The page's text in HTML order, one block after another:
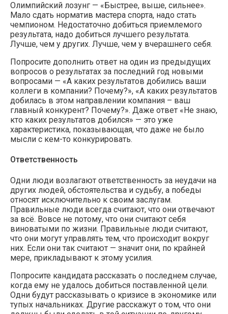
Олимпийский лозунг — «Быстрее, выше, сильнее».
Мало сдать норматив мастера спорта, надо стать
чемпионом. Недостаточно добиться приемлемого
результата, надо добиться лучшего результата.
Лучше, чем у других. Лучше, чем у вчерашнего себя.
Попросите дополнить ответ на один из предыдущих
вопросов о результатах за последний год новыми
вопросами — «А каких результатов добились ваши
коллеги в компании? Почему?», «А каких результатов
добилась в этом направлении компания – ваш
главный конкурент? Почему?». Даже ответ «Не знаю,
кто каких результатов добился» — это уже
характеристика, показывающая, что даже не было
мысли с кем-то конкурировать.
Ответственность
Одни люди возлагают ответственность за неудачи на
других людей, обстоятельства и судьбу, а победы
относят исключительно к своим заслугам.
Правильные люди всегда считают, что они отвечают
за всё. Вовсе не потому, что они считают себя
виноватыми по жизни. Правильные люди считают,
что они могут управлять тем, что происходит вокруг
них. Если они так считают — значит они, по крайней
мере, прикладывают к этому усилия.
Попросите кандидата рассказать о последнем случае,
когда ему не удалось добиться поставленной цели.
Одни будут рассказывать о кризисе в экономике или
тупых начальниках. Другие расскажут о том, что они